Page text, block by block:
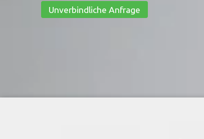
Unverbindliche Anfrage